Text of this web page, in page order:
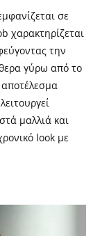
σε
χαρακτηρίζεται
την
γύρω από το
μαλλιά και
look με